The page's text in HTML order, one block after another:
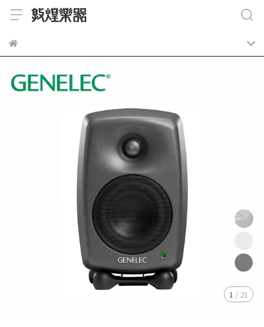
1 / 21